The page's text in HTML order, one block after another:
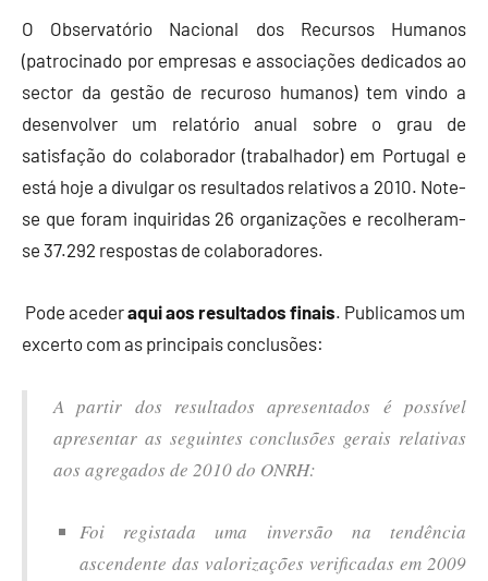
Finanças
O Observatório Nacional dos Recursos Humanos
(patrocinado por empresas e associações dedicados ao
sector da gestão de recuroso humanos) tem vindo a
desenvolver um relatório anual sobre o grau de
satisfação do colaborador (trabalhador) em Portugal e
está hoje a divulgar os resultados relativos a 2010. Note-
se que foram inquiridas 26 organizações e recolheram-
se 37.292 respostas de colaboradores.
Pode acederaqui aos resultados finais. Publicamos um
excerto com as principais conclusões:
A partir dos resultados apresentados é possível
apresentar as seguintes conclusões gerais relativas
aos agregados de 2010 do ONRH:
Foi registada uma inversão na tendência
ascendente das valorizações verificadas em 2009